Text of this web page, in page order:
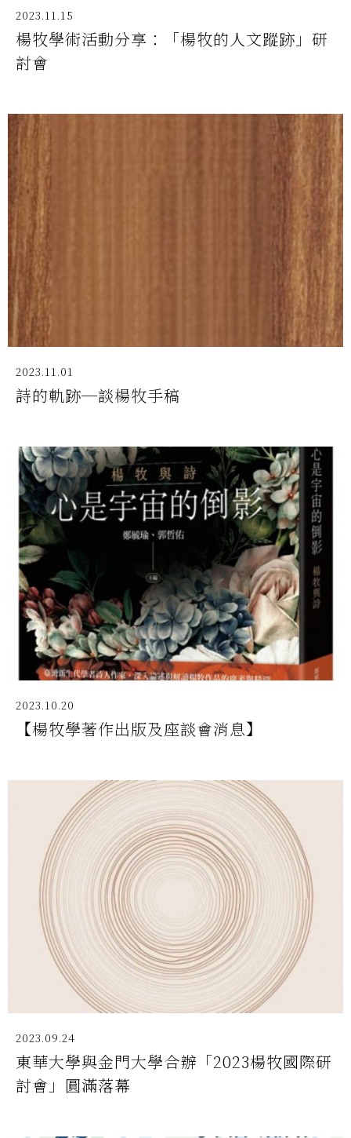
2023.11.15
楊牧學術活動分享：「楊牧的人文蹤跡」研
討會
2023.11.01
詩的軌跡─談楊牧手稿
2023.10.20
【楊牧學著作出版及座談會消息】
2023.09.24
東華大學與金門大學合辦「2023楊牧國際研
討會」圓滿落幕